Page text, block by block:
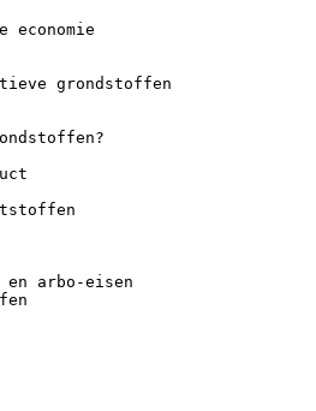
grondstoffen
en arbo-eisen